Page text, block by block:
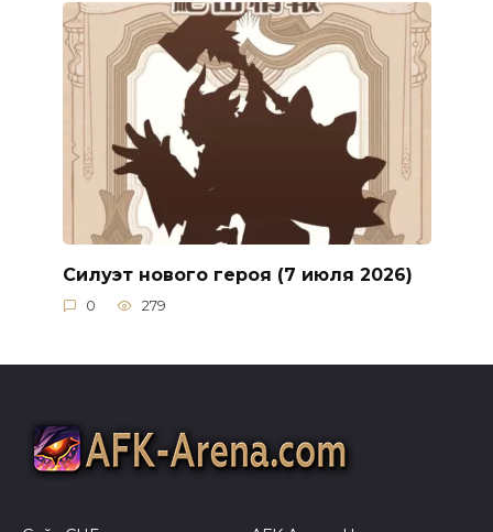
Силуэт нового героя (7 июля 2026)
0 279